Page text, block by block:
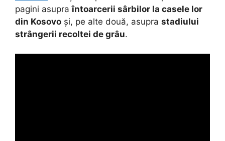
pagini asupraîntoarcerii sârbilor la casele lor
din Kosovo și, pe alte două, asupra stadiului
strângerii recoltei de grâu.